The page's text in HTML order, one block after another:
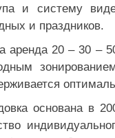
и систему
и праздников.
аренда 20 – 30 –
основана в